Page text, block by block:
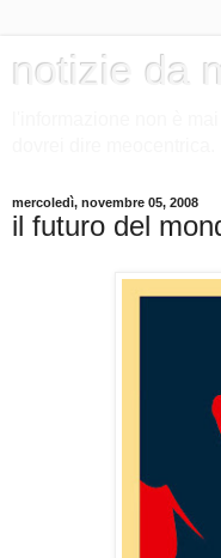
notizie da
mercoledì, novembre 05, 2008
il futuro del